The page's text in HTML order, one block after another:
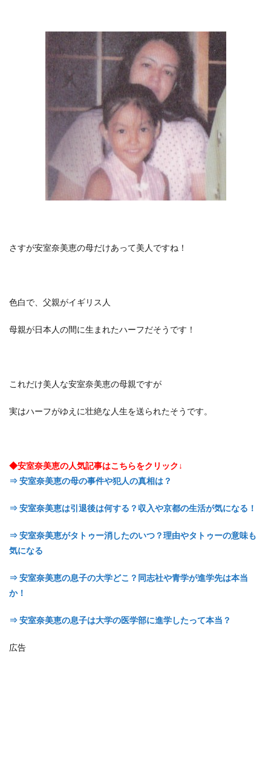
さすが安室奈美恵の母だけあって美人ですね！
色白で、父親がイギリス人
母親が日本人の間に生まれたハーフだそうです！
これだけ美人な安室奈美恵の母親ですが
実はハーフがゆえに壮絶な人生を送られたそうです。
◆安室奈美恵の人気記事はこちらをクリック↓
⇒ 安室奈美恵の母の事件や犯人の真相は？
⇒ 安室奈美恵は引退後は何する？収入や京都の生活が気になる！
⇒ 安室奈美恵がタトゥー消したのいつ？理由やタトゥーの意味も
気になる
⇒ 安室奈美恵の息子の大学どこ？同志社や青学が進学先は本当
か！
⇒ 安室奈美恵の息子は大学の医学部に進学したって本当？
広告